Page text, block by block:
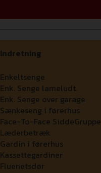
Indretning
Enkeltsenge
Enk. Senge lameludt.
Enk. Senge over garage
Sænkeseng i førerhus
Face-To-Face SiddeGruppe
Læderbetræk
Gardin i førerhus
Kassettegardiner
Fluenetsdør